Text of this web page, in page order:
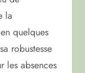
la
quelques
robustesse
les absences